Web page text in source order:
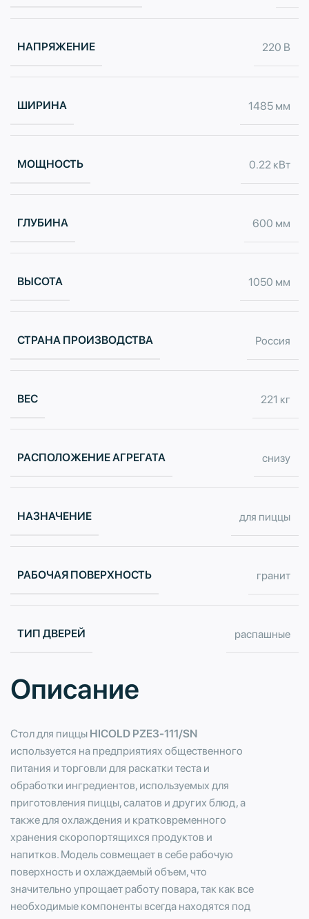
Описание
Стол для пиццы HICOLD PZE3-111/SN
используется на предприятиях общественного
питания и торговли для раскатки теста и
обработки ингредиентов, используемых для
приготовления пиццы, салатов и других блюд, а
также для охлаждения и кратковременного
хранения скоропортящихся продуктов и
напитков. Модель совмещает в себе рабочую
поверхность и охлаждаемый объем, что
значительно упрощает работу повара, так как все
необходимые компоненты всегда находятся под
НАПРЯЖЕНИЕ 220 В
ШИРИНА 1485 мм
МОЩНОСТЬ 0.22 кВт
ГЛУБИНА 600 мм
ВЫСОТА 1050 мм
СТРАНА ПРОИЗВОДСТВА Россия
ВЕС 221 кг
РАСПОЛОЖЕНИЕ АГРЕГАТА снизу
НАЗНАЧЕНИЕ для пиццы
РАБОЧАЯ ПОВЕРХНОСТЬ гранит
ТИП ДВЕРЕЙ распашные